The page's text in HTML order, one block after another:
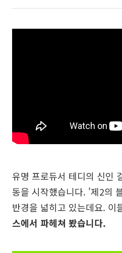
유명 프로듀서 테디의 신인
동을 시작했습니다. '제2의
반경을 넓히고 있는데요. 이
스에서 파헤쳐 봤습니다.